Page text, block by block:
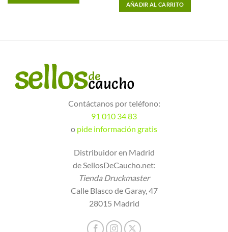
AÑADIR AL CARRITO
Contáctanos por teléfono:
91 010 34 83
o pide información gratis
Distribuidor en Madrid
de SellosDeCaucho.net:
Tienda Druckmaster
Calle Blasco de Garay, 47
28015 Madrid